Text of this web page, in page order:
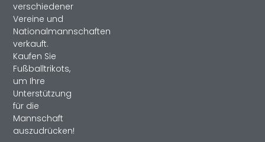
verschiedener
Vereine und
Nationalmannschaften
verkauft.
Kaufen Sie
Fußballtrikots,
um Ihre
Unterstützung
für die
Mannschaft
auszudrücken!